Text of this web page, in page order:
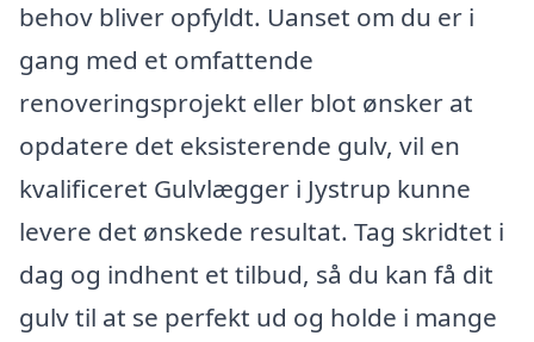
behov bliver opfyldt. Uanset om du er i
gang med et omfattende
renoveringsprojekt eller blot ønsker at
opdatere det eksisterende gulv, vil en
kvalificeret Gulvlægger i Jystrup kunne
levere det ønskede resultat. Tag skridtet i
dag og indhent et tilbud, så du kan få dit
gulv til at se perfekt ud og holde i mange